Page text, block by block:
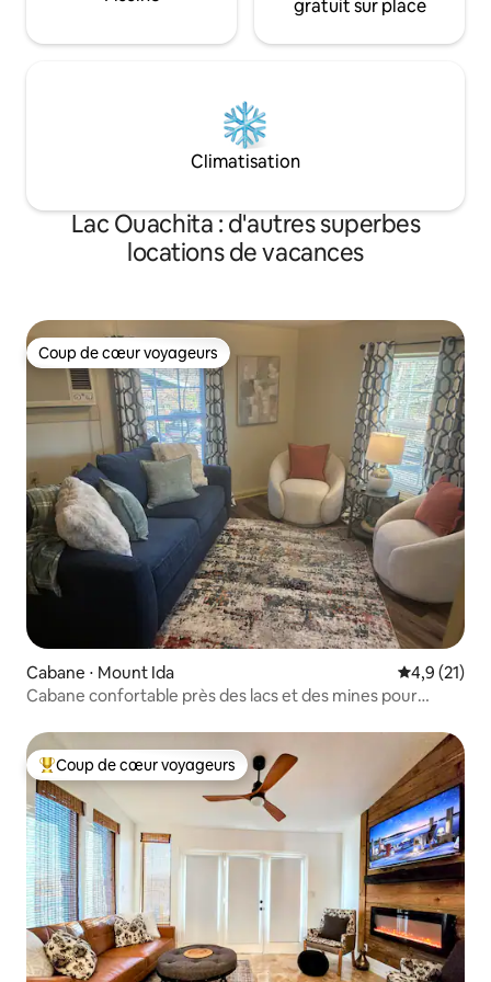
gratuit sur place
Climatisation
Lac Ouachita : d'autres superbes
locations de vacances
Coup de cœur voyageurs
Coup de cœur voyageurs
Cabane ⋅ Mount Ida Évaluation
4,9 (21)
Cabane confortable près des lacs et des mines pour
Coups de cœur voyageurs les plus appréciés
Coup de cœur voyageurs